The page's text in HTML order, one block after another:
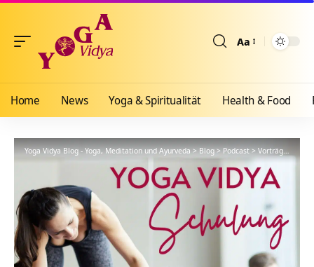
Aa
Home News Yoga & Spiritualität Health & Food
Yoga Vidya Blog - Yoga, Meditation und Ayurveda>Blog>Podcast>Vorträge >